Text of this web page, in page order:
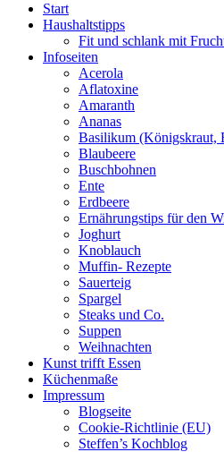
Start
Haushaltstipps
Fit und schlank mit
Infoseiten
Acerola
Aflatoxine
Amaranth
Ananas
Basilikum (Königskraut,
Blaubeere
Buschbohnen
Ente
Erdbeere
Ernährungstips für den
Joghurt
Knoblauch
Muffin- Rezepte
Sauerteig
Spargel
Steaks und Co.
Suppen
Weihnachten
Kunst trifft Essen
Küchenmaße
Impressum
Blogseite
Cookie-Richtlinie (EU)
Steffen’s Kochblog